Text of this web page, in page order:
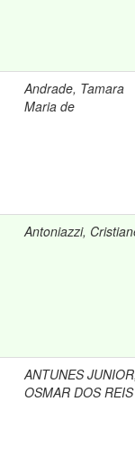
Andrade, Tamara
Maria de
Antoniazzi,
ANTUNES JUNIOR,
OSMAR DOS REIS